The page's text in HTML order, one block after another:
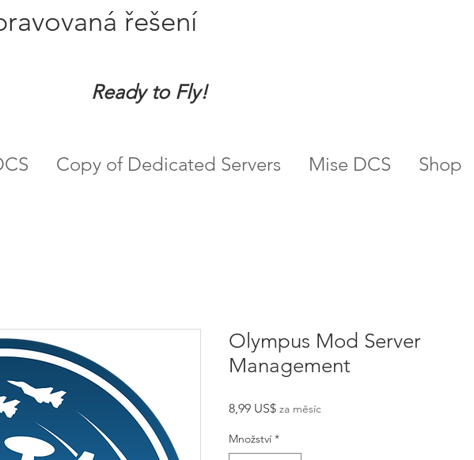
řešení
Ready to Fly!
Copy of Dedicated Servers Mise DCS Shop
Olympus Mod Server
Management
8,99 US$Cena
za měsíc
Množství *